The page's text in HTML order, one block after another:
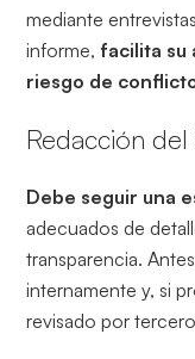
mediante
informe,facilita su
riesgo de
Redacción
Debe seguir una
adecuados de
transparencia.
internamente y, si
revisado por